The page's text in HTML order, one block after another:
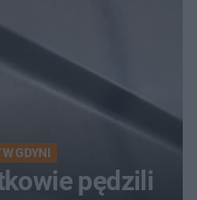
GDYNI
pędzili